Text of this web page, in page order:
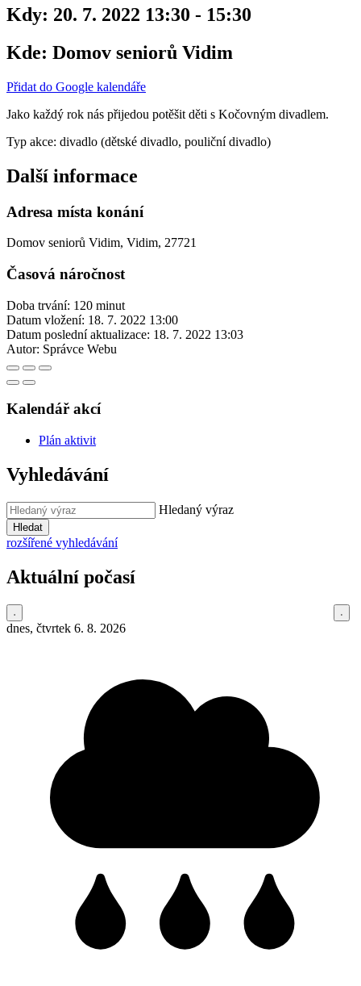
Kdy: 20. 7. 2022 13:30 - 15:30
Kde: Domov seniorů Vidim
Přidat do Google kalendáře
Jako každý rok nás přijedou potěšit děti s Kočovným divadlem.
Typ akce: divadlo (dětské divadlo, pouliční divadlo)
Další informace
Adresa místa konání
Domov seniorů Vidim, Vidim, 27721
Časová náročnost
Doba trvání: 120 minut
Datum vložení: 18. 7. 2022 13:00
Datum poslední aktualizace: 18. 7. 2022 13:03
Autor: Správce Webu
Kalendář akcí
Plán aktivit
Vyhledávání
Hledaný výraz
Hledat
rozšířené vyhledávání
Aktuální počasí
dnes, čtvrtek 6. 8. 2026